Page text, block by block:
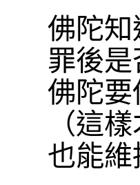
佛陀
罪後
佛陀
（這
也能